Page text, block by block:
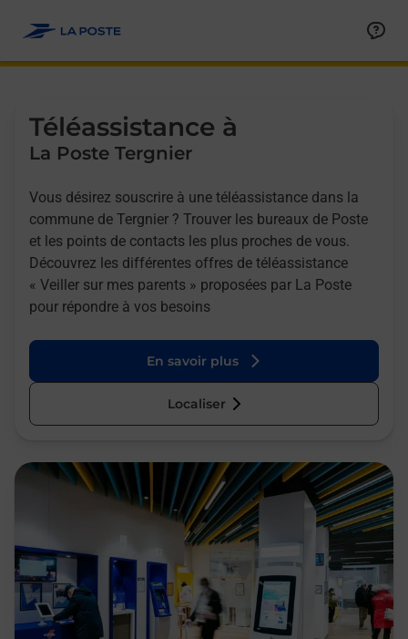
Téléassistance à
La Poste Tergnier
Vous désirez souscrire à une téléassistance dans la
commune de Tergnier ? Trouver les bureaux de Poste
et les points de contacts les plus proches de vous.
Découvrez les différentes offres de téléassistance
« Veiller sur mes parents » proposées par La Poste
pour répondre à vos besoins
En savoir plus
Localiser